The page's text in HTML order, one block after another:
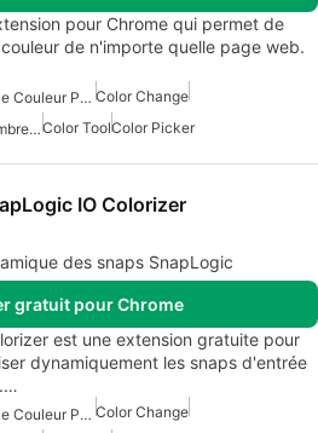
pour Chrome qui permet de
de n'importe quelle page web.
Extension De Sélecteur De Couleur Pour Chrome Color Change
Meilleure Extension De Mode Sombre Pour ChromeColor ToolColor Picker
IO Colorizer
des snaps SnapLogic
gratuit pour Chrome
est une extension gratuite pour
dynamiquement les snaps d'entrée
Extension De Sélecteur De Couleur Pour Chrome Color Change